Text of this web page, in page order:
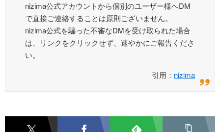
nizima公式アカウントから個別のユーザー様へDM
で直接ご連絡することは原則ございません。
nizima公式を騙った不審なDMを受け取られた場合
は、リンクをクリックせず、速やかにご報告くださ
い。
引用： nizima